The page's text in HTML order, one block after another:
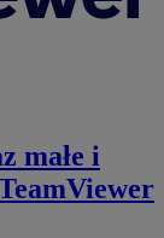
małe i